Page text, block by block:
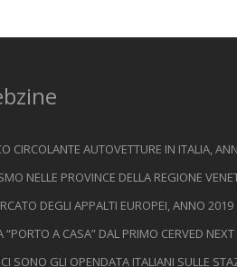
CIRCOLANTE AUTOVETTURE IN ITALIA,
NELLE PROVINCE DELLA REGIONE
DEGLI APPALTI EUROPEI, ANNO 2019
“PORTO A CASA” DAL PRIMO CERVED NEXT
SONO GLI OPENDATA ITALIANI SULLE